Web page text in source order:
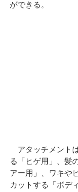
ができる。
アタッチメント
る「ヒゲ用」、髪
アー用」、ワキや
カットする「ボデ